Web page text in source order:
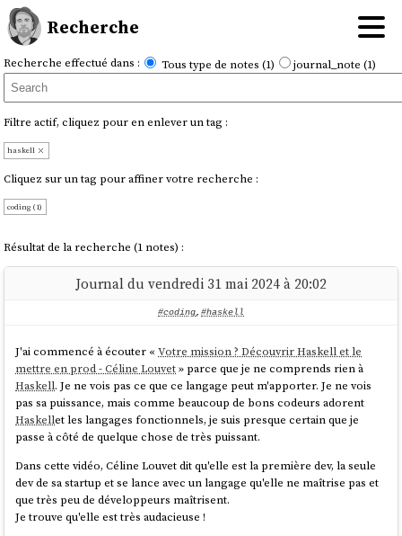
Recherche
Recherche effectué dans : Tous type de notes (1) journal_note (1)
Filtre actif, cliquez pour en enlever un tag :
haskell
Cliquez sur un tag pour affiner votre recherche :
coding (1)
Résultat de la recherche (1 notes) :
Journal du vendredi 31 mai 2024 à 20:02
#coding, #haskell
J'ai commencé à écouter «Votre mission ? Découvrir Haskell et le
mettre en prod - Céline Louvet» parce que je ne comprends rien à
Haskell. Je ne vois pas ce que ce langage peut m'apporter. Je ne vois
pas sa puissance, mais comme beaucoup de bons codeurs adorent
Haskellet les langages fonctionnels, je suis presque certain que je
passe à côté de quelque chose de très puissant.
Dans cette vidéo, Céline Louvet dit qu'elle est la première dev, la seule
dev de sa startup et se lance avec un langage qu'elle ne maîtrise pas et
que très peu de développeurs maîtrisent.
Je trouve qu'elle est très audacieuse !